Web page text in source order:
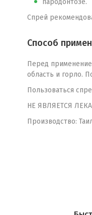
пародонтозе.
Спрей
Способ
Перед
область и горло.
Пользоваться
НЕ ЯВЛЯЕТСЯ
Производство: